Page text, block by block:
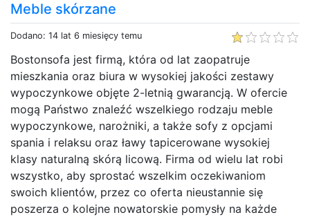
Meble skórzane
Dodano: 14 lat 6 miesięcy temu
Bostonsofa jest firmą, która od lat zaopatruje
mieszkania oraz biura w wysokiej jakości zestawy
wypoczynkowe objęte 2-letnią gwarancją. W ofercie
mogą Państwo znaleźć wszelkiego rodzaju meble
wypoczynkowe, narożniki, a także sofy z opcjami
spania i relaksu oraz ławy tapicerowane wysokiej
klasy naturalną skórą licową. Firma od wielu lat robi
wszystko, aby sprostać wszelkim oczekiwaniom
swoich klientów, przez co oferta nieustannie się
poszerza o kolejne nowatorskie pomysły na każde